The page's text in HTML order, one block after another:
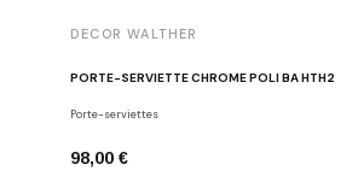
DECOR WALTHER
PORTE-SERVIETTE CHROME POLI BA HTH2
Porte-serviettes
98,00 €